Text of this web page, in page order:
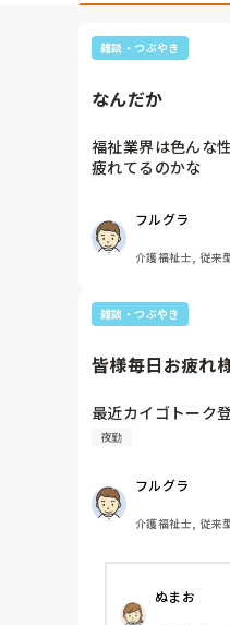
雑談・つぶやき
なんだか
福祉業界は色んな
疲れてるのかな
フルグラ
介護福祉士, 従来
雑談・つぶやき
皆様毎日お疲れ
最近カイゴトーク
夜勤
フルグラ
介護福祉士, 従来
ぬまお